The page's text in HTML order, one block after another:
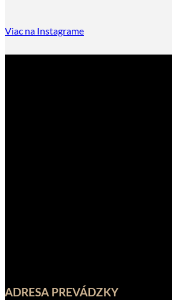
Viac na Instagrame
ADRESA PREVÁDZKY